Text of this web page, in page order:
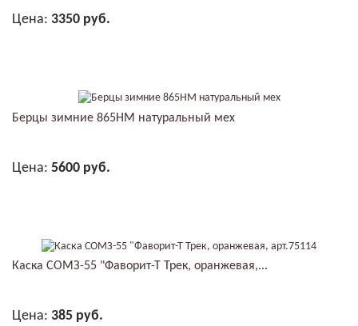
Цена: 3350 руб.
Берцы зимние 865НМ натуральный мех
Цена: 5600 руб.
Каска СОМЗ-55 "Фаворит-Т Трек, оранжевая,...
Цена: 385 руб.